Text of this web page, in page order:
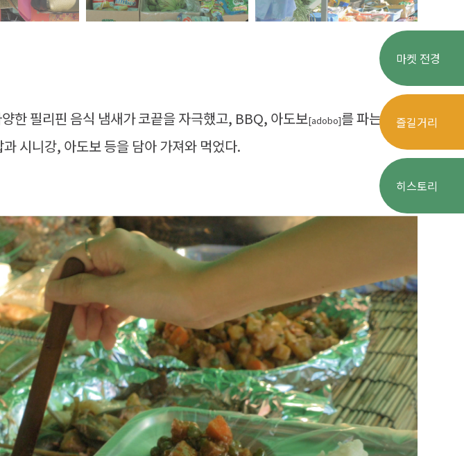
마켓 전경
즐길거리
히스토리
한 필리핀 음식 냄새가 코끝을 자극했고, BBQ, 아도보[adobo]를 파는
시니강, 아도보 등을 담아 가져와 먹었다.